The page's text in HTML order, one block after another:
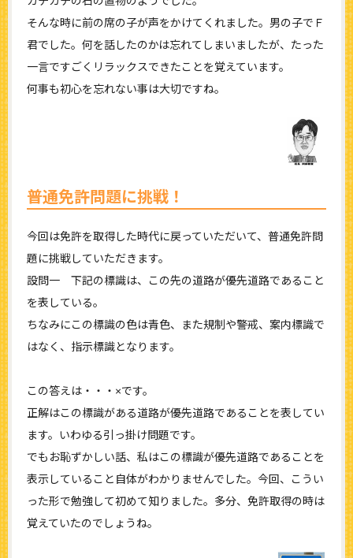
そんな時に前の席の子が声をかけてくれました。男の子でＦ
君でした。何を話したのかは忘れてしまいましたが、たった
一言ですごくリラックスできたことを覚えています。
何事も初心を忘れない事は大切ですね。
普通免許問題に挑戦！
今回は免許を取得した時代に戻っていただいて、普通免許問
題に挑戦していただきます。
設問一 下記の標識は、この先の道路が優先道路であること
を表している。
ちなみにこの標識の色は青色、また規制や警戒、案内標識で
はなく、指示標識となります。
この答えは・・・×です。
正解はこの標識がある道路が優先道路であることを表してい
ます。いわゆる引っ掛け問題です。
でもお恥ずかしい話、私はこの標識が優先道路であることを
表示していること自体がわかりませんでした。今回、こうい
った形で勉強して初めて知りました。多分、免許取得の時は
覚えていたのでしょうね。